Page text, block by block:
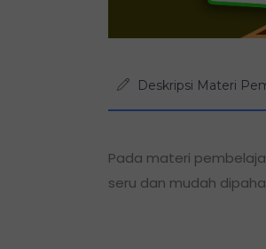
Deskripsi Materi
Pada materi
seru dan mudah